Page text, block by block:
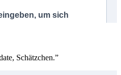
Schätzchen.”